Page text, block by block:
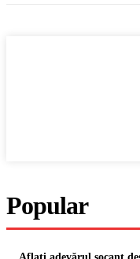
Popular